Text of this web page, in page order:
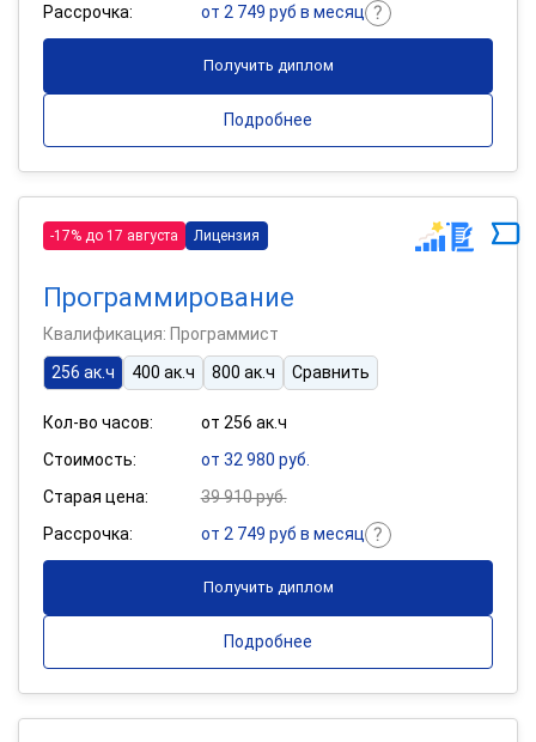
Рассрочка:
от 2 749 руб в месяц
Получить диплом
Подробнее
-17% до 17 августа Лицензия
Программирование
Квалификация: Программист
256 ак.ч
400 ак.ч 800 ак.ч Сравнить
Кол-во часов:
от 256 ак.ч
Стоимость:
от 32 980 руб.
Старая цена:
39 910 руб.
Рассрочка:
от 2 749 руб в месяц
Получить диплом
Подробнее